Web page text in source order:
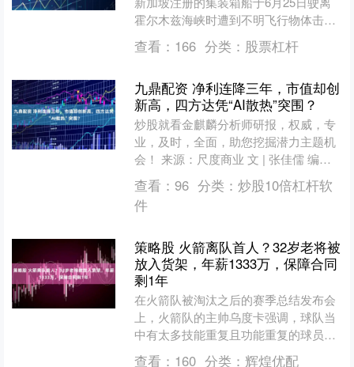
霍尔木兹海峡时遭到不明飞行物体击
中，造成船桥区域轻微损坏。 集装箱船
EVER LOVELY....
查看： 166 分类： 股票杠杆
九鼎配资 净利连降三年，市值却创
新高，四方达凭“AI散热”突围？
炒股就看金麒麟分析师研报，权威，专
业，及时，全面，助您挖掘潜力主题机
会！ 来源：尺度商业 文 | 张佳儒 编辑 |
刘振涛 你知道吗？世人熟知钻石能见证
爱情，但....
查看： 96 分类： 炒股10倍杠杆软
件
策略股 火箭离队首人？32岁老将被
放入货架，年薪1333万，保障合同
剩1年
在火箭队被淘汰之后的赛季总结发布会
上，火箭队的主帅乌度卡强调，球队当
中有太多技能重复且功能重复的球员，
休赛期的时候他们可能会清理掉一些这
查看： 160 分类： 辉煌优配